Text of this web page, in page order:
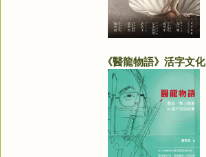
《醫龍物語》活字文化